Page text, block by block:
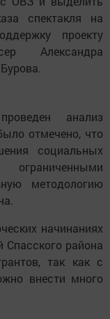
спектакля на
проекту
Александра
анализ
отмечено, что
социальных
методологию
начинаниях
района
так как с
внести много